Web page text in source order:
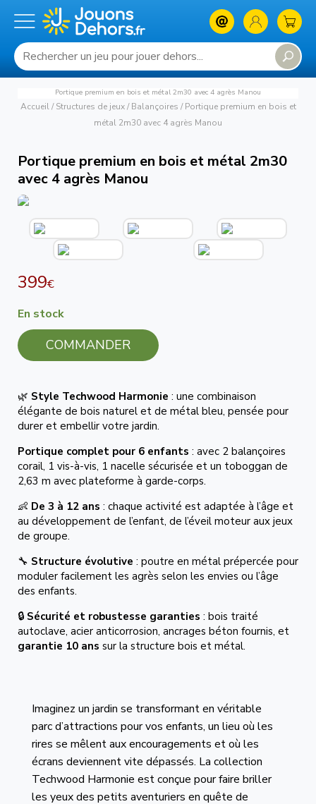
Portique premium en bois et métal 2m30 avec 4 agrès Manou
Accueil/ Structures de jeux/ Balançoires / Portique premium en bois et
métal 2m30 avec 4 agrès Manou
Imaginez un jardin se transformant en véritable
parc d’attractions pour vos enfants, un lieu où les
rires se mêlent aux encouragements et où les
écrans deviennent vite dépassés. La collection
Techwood Harmonie est conçue pour faire briller
les yeux des petits aventuriers en quête de
Portique premium en bois et métal 2m30
avec 4 agrès Manou
399€
En stock
COMMANDER
🌿 Style Techwood Harmonie : une combinaison
élégante de bois naturel et de métal bleu, pensée pour
durer et embellir votre jardin.
Portique complet pour 6 enfants : avec 2 balançoires
corail, 1 vis-à-vis, 1 nacelle sécurisée et un toboggan de
2,63 m avec plateforme à garde-corps.
👶 De 3 à 12 ans : chaque activité est adaptée à l’âge et
au développement de l’enfant, de l’éveil moteur aux jeux
de groupe.
🔧 Structure évolutive : poutre en métal prépercée pour
moduler facilement les agrès selon les envies ou l’âge
des enfants.
🔒 Sécurité et robustesse garanties : bois traité
autoclave, acier anticorrosion, ancrages béton fournis, et
garantie 10 ans sur la structure bois et métal.